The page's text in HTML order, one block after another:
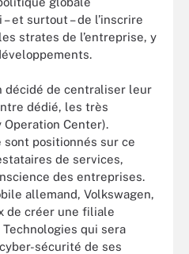
et surtout – de l’inscrire
strates de l’entreprise, y
décidé de centraliser leur
dédié, les très
Operation Center).
sont positionnés sur ce
de services,
des entreprises.
allemand, Volkswagen,
de créer une filiale
qui sera
sécurité de ses